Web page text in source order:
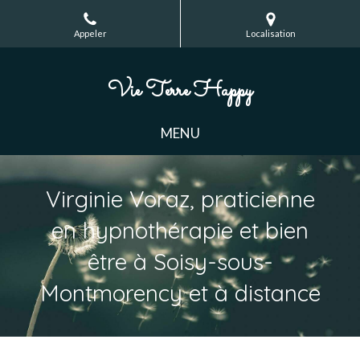
Appeler Localisation
Vie Terre Happy
MENU
Virginie Voraz, praticienne
en hypnothérapie et bien
être à Soisy-sous-
Montmorency et à distance